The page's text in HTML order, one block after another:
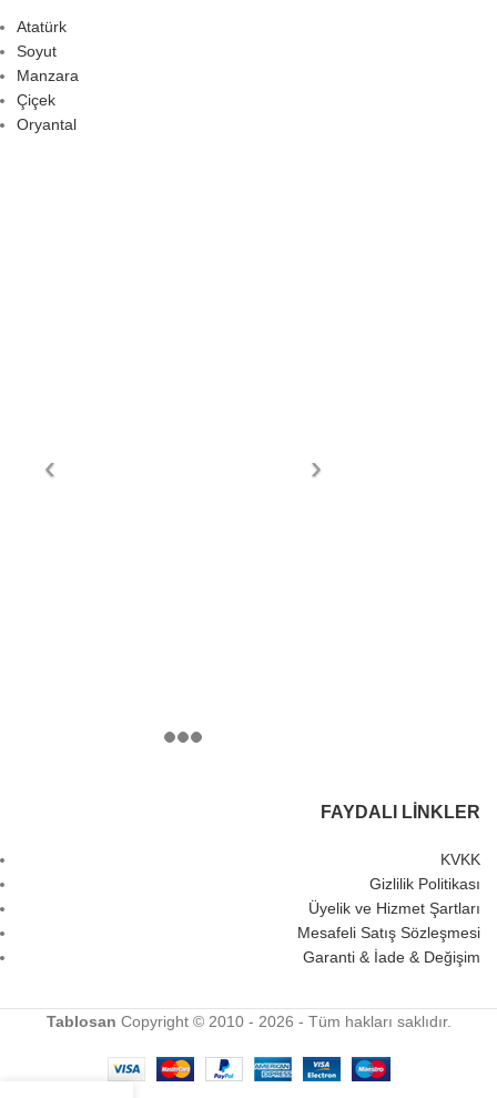
Atatürk
Soyut
Manzara
Çiçek
Oryantal
FAYDALI LINKLER
KVKK
Gizlilik Politikası
Üyelik ve Hizmet Şartları
Mesafeli Satış Sözleşmesi
Garanti & İade & Değişim
Tablosan Copyright © 2010 - 2026 - Tüm hakları saklıdır.